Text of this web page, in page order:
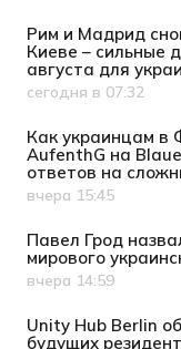
Рим и Мадрид
Киеве – сильные
августа для
Дата публикации
сегодня в 07:32
Как украинцам в
AufenthG на
ответов на
Дата публикации
вчера 15:45
Павел Грод
мирового
Дата публикации
вчера 14:59
Unity Hub Berlin
будущих